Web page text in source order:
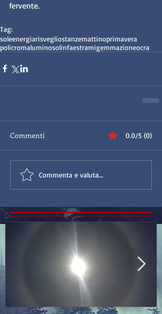
fervente.
Tag:
soleenergiarisvegliostanzemattinoprimavera
policromaluminosolinfaestramigemmazioneocra
Commenti 0.0/5 (0)
Commenta e valuta...